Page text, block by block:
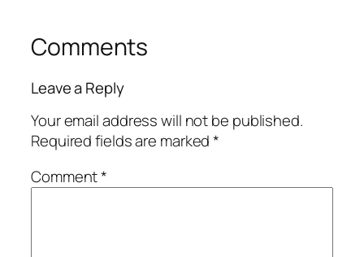
Comments
Leave a Reply
Your email address will not be published.
Required fields are marked*
Comment*